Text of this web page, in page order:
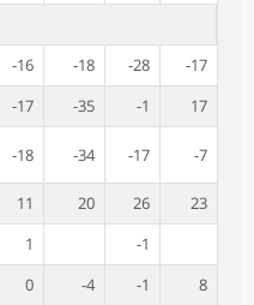
-16 -18 -28
-17
-17 -35 -1
17
-18 -34 -17 -7
11 20 26
23
1
-1
0 -4 -1
8